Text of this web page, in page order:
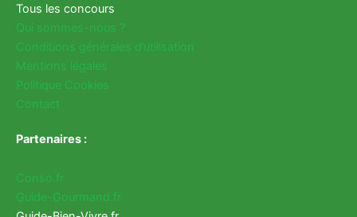
Tous les concours
Qui sommes-nous ?
Conditions générales d’utilisation
Mentions légales
Politique Cookies
Contact
Partenaires :
Conso.fr
Guide-Gourmand.fr